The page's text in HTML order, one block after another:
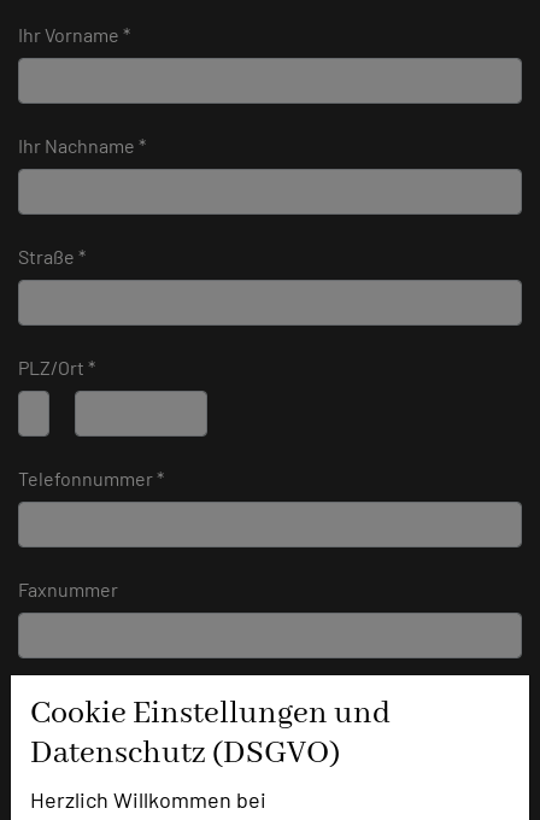
Cookie Einstellungen und
Datenschutz (DSGVO)
Herzlich Willkommen bei
Ihr Vorname *
Ihr Nachname *
Straße *
PLZ/Ort *
Telefonnummer *
Faxnummer
E-Mail-Adresse *